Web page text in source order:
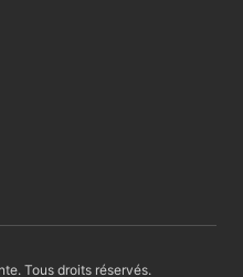
Tous droits réservés.